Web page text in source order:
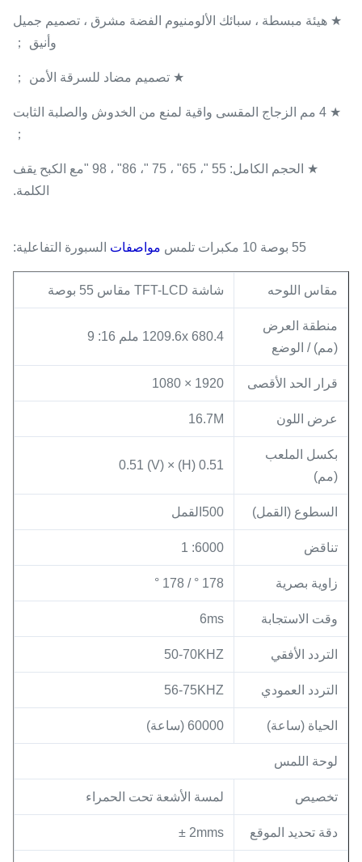
★ هيئة مبسطة ، سبائك الألومنيوم الفضة مشرق ، تصميم جميل
وأنيق ；
★ تصميم مضاد للسرقة الأمن ；
★ 4 مم الزجاج المقسى واقية لمنع من الخدوش والصلبة الثابت
；
★ الحجم الكامل: 55 "، 65" ، 75 "، 86" ، 98 "مع الكبح يقف
الكلمة.
55 بوصة 10 مكبرات تلمس مواصفات السبورة التفاعلية:
مقاس اللوحه شاشة TFT-LCD مقاس 55 بوصة
منطقة العرض
(مم) / الوضع
1209.6x 680.4 ملم 16: 9
قرار الحد الأقصى 1920 × 1080
عرض اللون 16.7M
بكسل الملعب
(مم)
0.51 (H) × 0.51 (V)
السطوع (القمل) 500القمل
تناقض 6000: 1
زاوية بصرية 178 ° / 178 °
وقت الاستجابة 6ms
التردد الأفقي 50-70KHZ
التردد العمودي 56-75KHZ
الحياة (ساعة) 60000 (ساعة)
لوحة اللمس
تخصيص لمسة الأشعة تحت الحمراء
دقة تحديد الموقع 2mms ±